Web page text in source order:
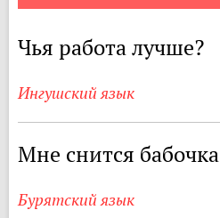
Чья работа лучше?
Ингушский язык
Мне снится бабочка
Бурятский язык